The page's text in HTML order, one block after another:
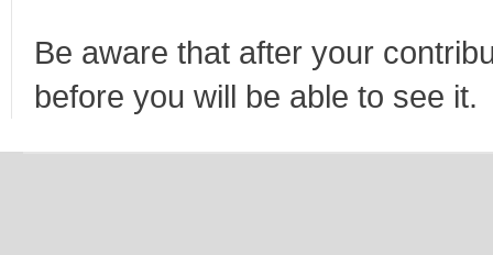
Be aware that after your
before you will be able to see it.